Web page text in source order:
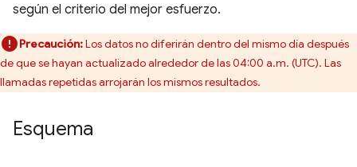
según el criterio del mejor esfuerzo.
Precaución:Los datos no diferirán dentro del mismo día después
de que se hayan actualizado alrededor de las 04:00 a.m. (UTC). Las
llamadas repetidas arrojarán los mismos resultados.
Esquema